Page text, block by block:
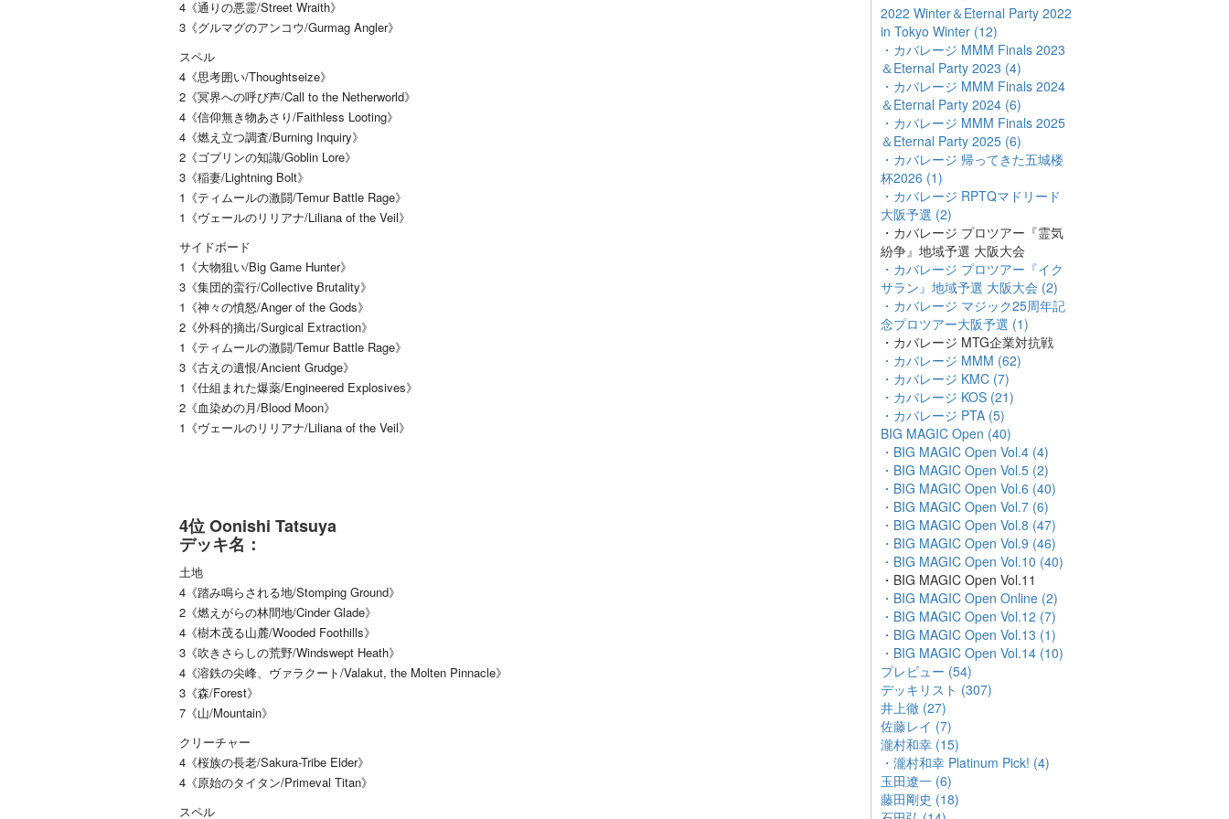
4《通りの悪霊/Street Wraith》
3《グルマグのアンコウ/Gurmag Angler》
スペル
4《思考囲い/Thoughtseize》
2《冥界への呼び声/Call to the Netherworld》
4《信仰無き物あさり/Faithless Looting》
4《燃え立つ調査/Burning Inquiry》
2《ゴブリンの知識/Goblin Lore》
3《稲妻/Lightning Bolt》
1《ティムールの激闘/Temur Battle Rage》
1《ヴェールのリリアナ/Liliana of the Veil》
サイドボード
1《大物狙い/Big Game Hunter》
3《集団的蛮行/Collective Brutality》
1《神々の憤怒/Anger of the Gods》
2《外科的摘出/Surgical Extraction》
1《ティムールの激闘/Temur Battle Rage》
3《古えの遺恨/Ancient Grudge》
1《仕組まれた爆薬/Engineered Explosives》
2《血染めの月/Blood Moon》
1《ヴェールのリリアナ/Liliana of the Veil》
4位 Oonishi Tatsuya
デッキ名：
土地
4《踏み鳴らされる地/Stomping Ground》
2《燃えがらの林間地/Cinder Glade》
4《樹木茂る山麓/Wooded Foothills》
3《吹きさらしの荒野/Windswept Heath》
4《溶鉄の尖峰、ヴァラクート/Valakut, the Molten Pinnacle》
3《森/Forest》
7《山/Mountain》
クリーチャー
4《桜族の長老/Sakura-Tribe Elder》
4《原始のタイタン/Primeval Titan》
スペル
2022 Winter＆Eternal Party 2022
in Tokyo Winter (12)
・カバレージ MMM Finals 2023
＆Eternal Party 2023 (4)
・カバレージ MMM Finals 2024
＆Eternal Party 2024 (6)
・カバレージ MMM Finals 2025
＆Eternal Party 2025 (6)
・カバレージ 帰ってきた五城楼
杯2026 (1)
・カバレージ RPTQマドリード
大阪予選 (2)
・カバレージ プロツアー『霊気
紛争』地域予選 大阪大会
・カバレージ プロツアー『イク
サラン』地域予選 大阪大会 (2)
・カバレージ マジック25周年記
念プロツアー大阪予選 (1)
・カバレージ MTG企業対抗戦
・カバレージ MMM (62)
・カバレージ KMC (7)
・カバレージ KOS (21)
・カバレージ PTA (5)
BIG MAGIC Open (40)
・BIG MAGIC Open Vol.4 (4)
・BIG MAGIC Open Vol.5 (2)
・BIG MAGIC Open Vol.6 (40)
・BIG MAGIC Open Vol.7 (6)
・BIG MAGIC Open Vol.8 (47)
・BIG MAGIC Open Vol.9 (46)
・BIG MAGIC Open Vol.10 (40)
・BIG MAGIC Open Vol.11
・BIG MAGIC Open Online (2)
・BIG MAGIC Open Vol.12 (7)
・BIG MAGIC Open Vol.13 (1)
・BIG MAGIC Open Vol.14 (10)
プレビュー (54)
デッキリスト (307)
井上徹 (27)
佐藤レイ (7)
瀧村和幸 (15)
・瀧村和幸 Platinum Pick! (4)
玉田遼一 (6)
藤田剛史 (18)